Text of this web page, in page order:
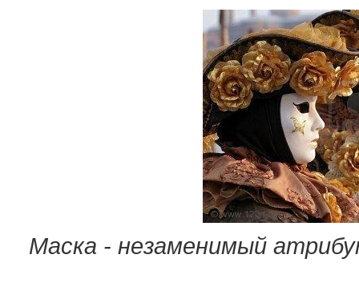
Маска - незаменимый